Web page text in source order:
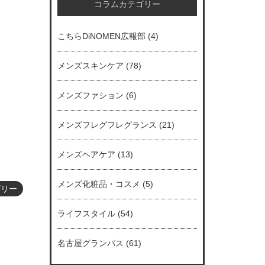
ー
コラムカテゴリー
こちらDiNOMEN広報部 (4)
メンズスキンケア (78)
メンズファション (6)
メンズフレグフレグランス (21)
メンズヘアケア (13)
メンズ化粧品・コスメ (5)
ライフスタイル(54)
名古屋グランパス (61)